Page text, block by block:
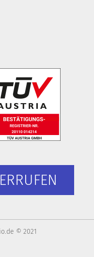
© 2021